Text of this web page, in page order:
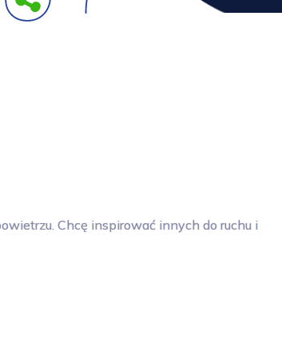
Chcę inspirować innych do ruchu i